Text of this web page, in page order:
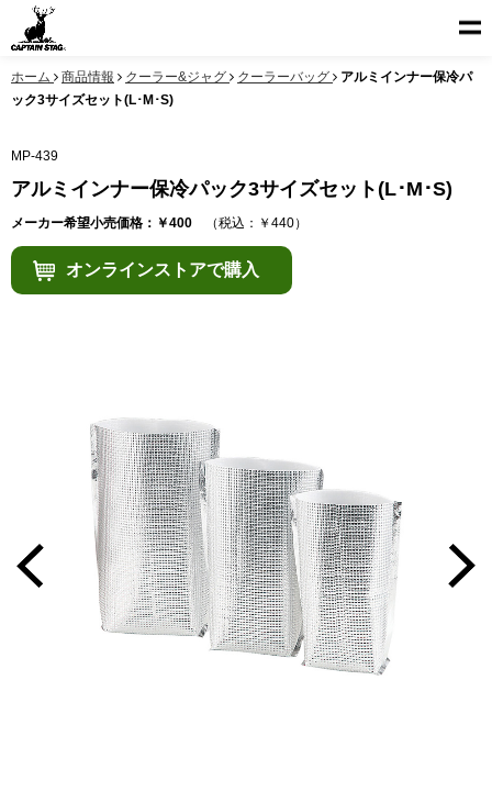
ホーム 商品情報 クーラー&ジャグ クーラーバッグ
アルミインナー保冷パ
ック3サイズセット(L･M･S)
MP-439
アルミインナー保冷パック3サイズセット(L･M･S)
メーカー希望小売価格：￥400 （税込：￥440）
オンラインストアで購入